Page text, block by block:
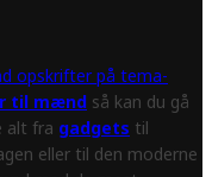
opskrifter på tema-
til mænd så kan du gå
alt fra gadgets til
eller til den moderne